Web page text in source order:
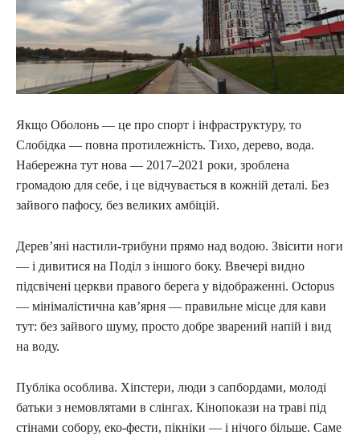
Якщо Оболонь — це про спорт і інфраструктуру, то
Слобідка — повна протилежність. Тихо, дерево, вода.
Набережна тут нова — 2017–2021 роки, зроблена
громадою для себе, і це відчувається в кожній деталі. Без
зайвого пафосу, без великих амбіцій.
Дерев’яні настили-трибуни прямо над водою. Звісити ноги
— і дивитися на Поділ з іншого боку. Ввечері видно
підсвічені церкви правого берега у відображенні. Octopus
— мінімалістична кав’ярня — правильне місце для кави
тут: без зайвого шуму, просто добре зварений напій і вид
на воду.
Публіка особлива. Хіпстери, люди з сапбордами, молоді
батьки з немовлятами в слінгах. Кінопокази на траві під
стінами собору, еко-фести, пікніки — і нічого більше. Саме